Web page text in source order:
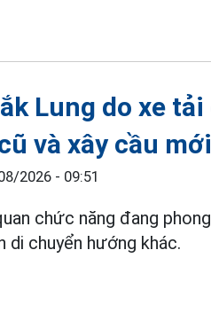
Lung do xe
và xây cầu mới
2026 - 09:51
chức năng đang
di chuyển hướng khác.